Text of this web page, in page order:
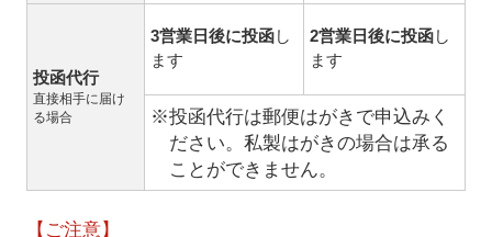
投函代行
直接相手に届け
る場合
3営業日後に投函し
ます
2営業日後に投函し
ます
※投函代行は郵便はがきで申込みく
ださい。私製はがきの場合は承る
ことができません。
【ご注意】